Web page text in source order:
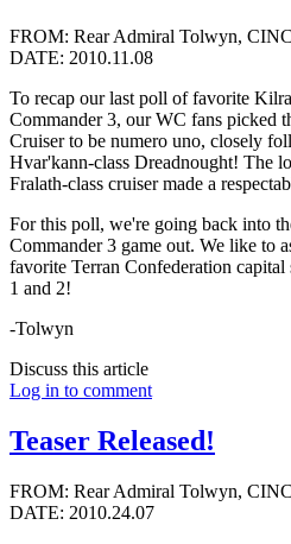
FROM: Rear Admiral Tolwyn,
DATE: 2010.11.08
To recap our last poll of favorite
Commander 3, our WC fans picked
Cruiser to be numero uno, closely
Hvar'kann-class Dreadnought! The
Fralath-class cruiser made a
For this poll, we're going back into
Commander 3 game out. We like to
favorite Terran Confederation
1 and 2!
-Tolwyn
Discuss this article
Log in to comment
Teaser Released!
FROM: Rear Admiral Tolwyn,
DATE: 2010.24.07